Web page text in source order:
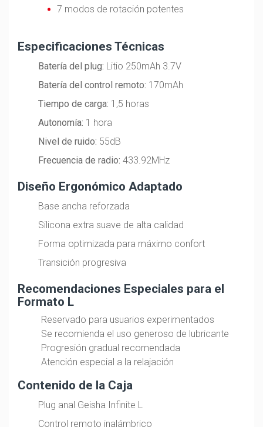
7 modos de rotación potentes
Especificaciones Técnicas
Batería del plug: Litio 250mAh 3.7V
Batería del control remoto: 170mAh
Tiempo de carga: 1,5 horas
Autonomía: 1 hora
Nivel de ruido: 55dB
Frecuencia de radio: 433.92MHz
Diseño Ergonómico Adaptado
Base ancha reforzada
Silicona extra suave de alta calidad
Forma optimizada para máximo confort
Transición progresiva
Recomendaciones Especiales para el
Formato L
Reservado para usuarios experimentados
Se recomienda el uso generoso de lubricante
Progresión gradual recomendada
Atención especial a la relajación
Contenido de la Caja
Plug anal Geisha Infinite L
Control remoto inalámbrico